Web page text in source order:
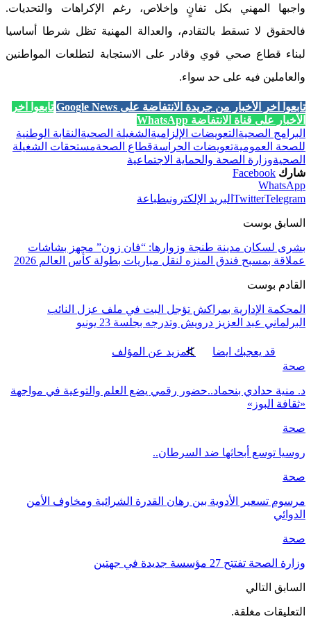
واجبها المهني بكل تفانٍ وإخلاص، رغم الإكراهات والتحديات.
فالحقوق لا تسقط بالتقادم، والعدالة المهنية تظل شرطا أساسيا
لبناء قطاع صحي قوي وقادر على الاستجابة لتطلعات المواطنين
والعاملين فيه على حد سواء.
تابعوا آخر الأخبار من جريدة الانتفاضة على Google News
تابعوا آخر
الأخبار على قناة الانتفاضة WhatsApp
البرامج الصحية التعويضات الإلزامية الشغيلة الصحية النقابة الوطنية
للصحة العموميةتعويضات الحراسةقطاع الصحةمستحقات الشغيلة
الصحيةوزارة الصحة والحماية الاجتماعية
شارك Facebook
WhatsApp
TwitterTelegram البريد الإلكترونيطباعة
السابق بوست
بشرى لسكان مدينة طنجة وزوارها: “فان زون” مجهز بشاشات
عملاقة بمسبح فندق المنزه لنقل مباريات بطولة كأس العالم 2026
القادم بوست
المحكمة الإدارية بمراكش تؤجل البت في ملف عزل النائب
البرلماني عبد العزيز درويش وتدرجه بجلسة 23 يونيو
قد يعجبك ايضا
المزيد عن المؤلف
صحة
د. منية حدادي بنحماد..حضور رقمي يضع العلم والتوعية في مواجهة
«ثقافة البوز»
صحة
روسيا توسع أبحاثها ضد السرطان..
صحة
مرسوم تسعير الأدوية بين رهان القدرة الشرائية ومخاوف الأمن
الدوائي
صحة
وزارة الصحة تفتتح 27 مؤسسة جديدة في جهتين
السابق التالي
التعليقات مغلقة.